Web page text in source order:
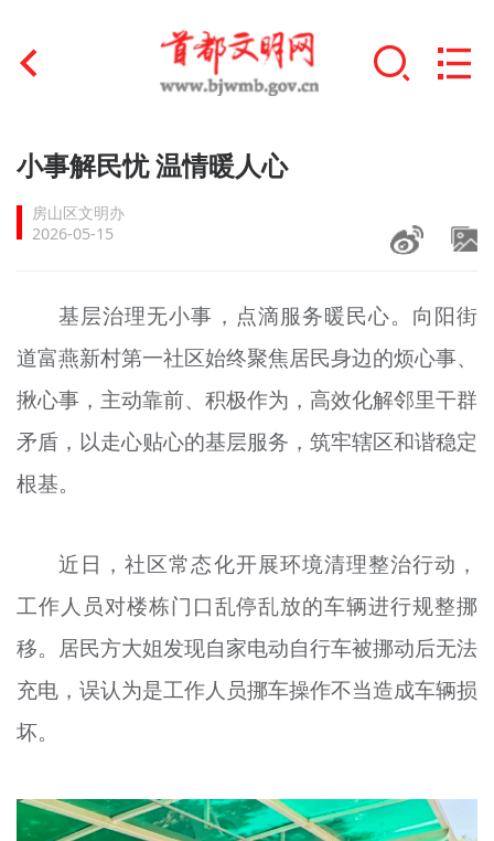
首页
文明创建
文明培育
+
未成年人思想道德建设
榜样人物
+
身边好人
北京宣传文化引导基金
宣传思想文化人才
专题
资料库
小事解民忧 温情暖人心
房山区文明办
2026-05-15
基层治理无小事，点滴服务暖民心。向阳街
道富燕新村第一社区始终聚焦居民身边的烦心事、
揪心事，主动靠前、积极作为，高效化解邻里干群
矛盾，以走心贴心的基层服务，筑牢辖区和谐稳定
根基。
近日，社区常态化开展环境清理整治行动，
工作人员对楼栋门口乱停乱放的车辆进行规整挪
移。居民方大姐发现自家电动自行车被挪动后无法
充电，误认为是工作人员挪车操作不当造成车辆损
坏。